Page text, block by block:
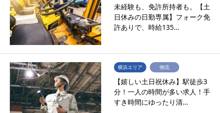
未経験も、免許所持者も。【土
日休みの日勤専属】フォーク免
許ありで、時給135…
横浜エリア 物流
【嬉しい土日祝休み】駅徒歩3
分！一人の時間が多い求人！手
すき時間にゆったり清…